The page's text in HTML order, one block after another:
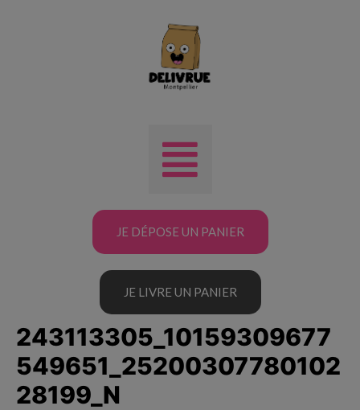
JE DÉPOSE UN PANIER
JE LIVRE UN PANIER
243113305_10159309677
549651_25200307780102
28199_N